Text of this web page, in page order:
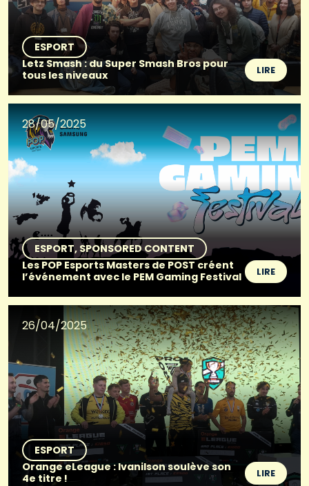
ESPORT
Letz Smash : du Super Smash Bros pour
tous les niveaux
LIRE
28/05/2025
ESPORT SPONSORED CONTENT
Les POP Esports Masters de POST créent
l’événement avec le PEM Gaming Festival
LIRE
26/04/2025
ESPORT
Orange eLeague : Ivanilson soulève son
4e titre !
LIRE